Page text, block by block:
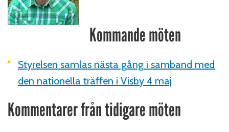
Kommande möten
Styrelsen samlas nästa gång i samband med
den nationella träffen i Visby 4 maj
Kommentarer från tidigare möten